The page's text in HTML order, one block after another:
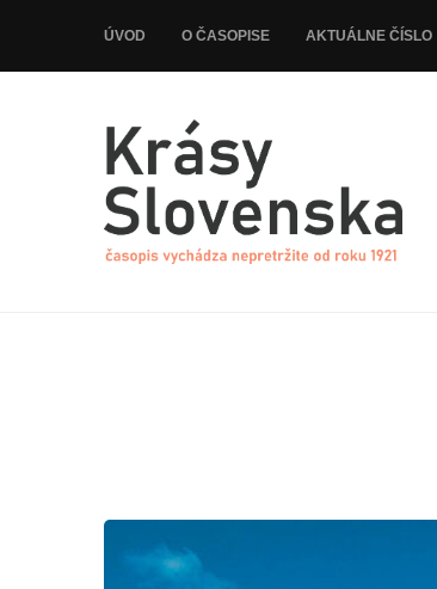
ÚVOD O ČASOPISE AKTUÁLNE ČÍSLO